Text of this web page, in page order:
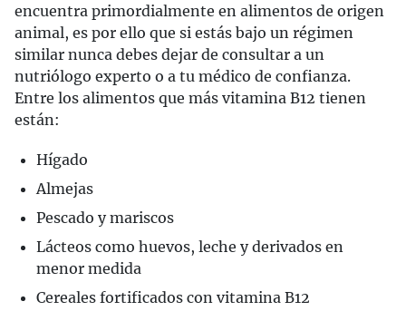
encuentra primordialmente en alimentos de origen
animal, es por ello que si estás bajo un régimen
similar nunca debes dejar de consultar a un
nutriólogo experto o a tu médico de confianza.
Entre los alimentos que más vitamina B12 tienen
están:
Hígado
Almejas
Pescado y mariscos
Lácteos como huevos, leche y derivados en
menor medida
Cereales fortificados con vitamina B12